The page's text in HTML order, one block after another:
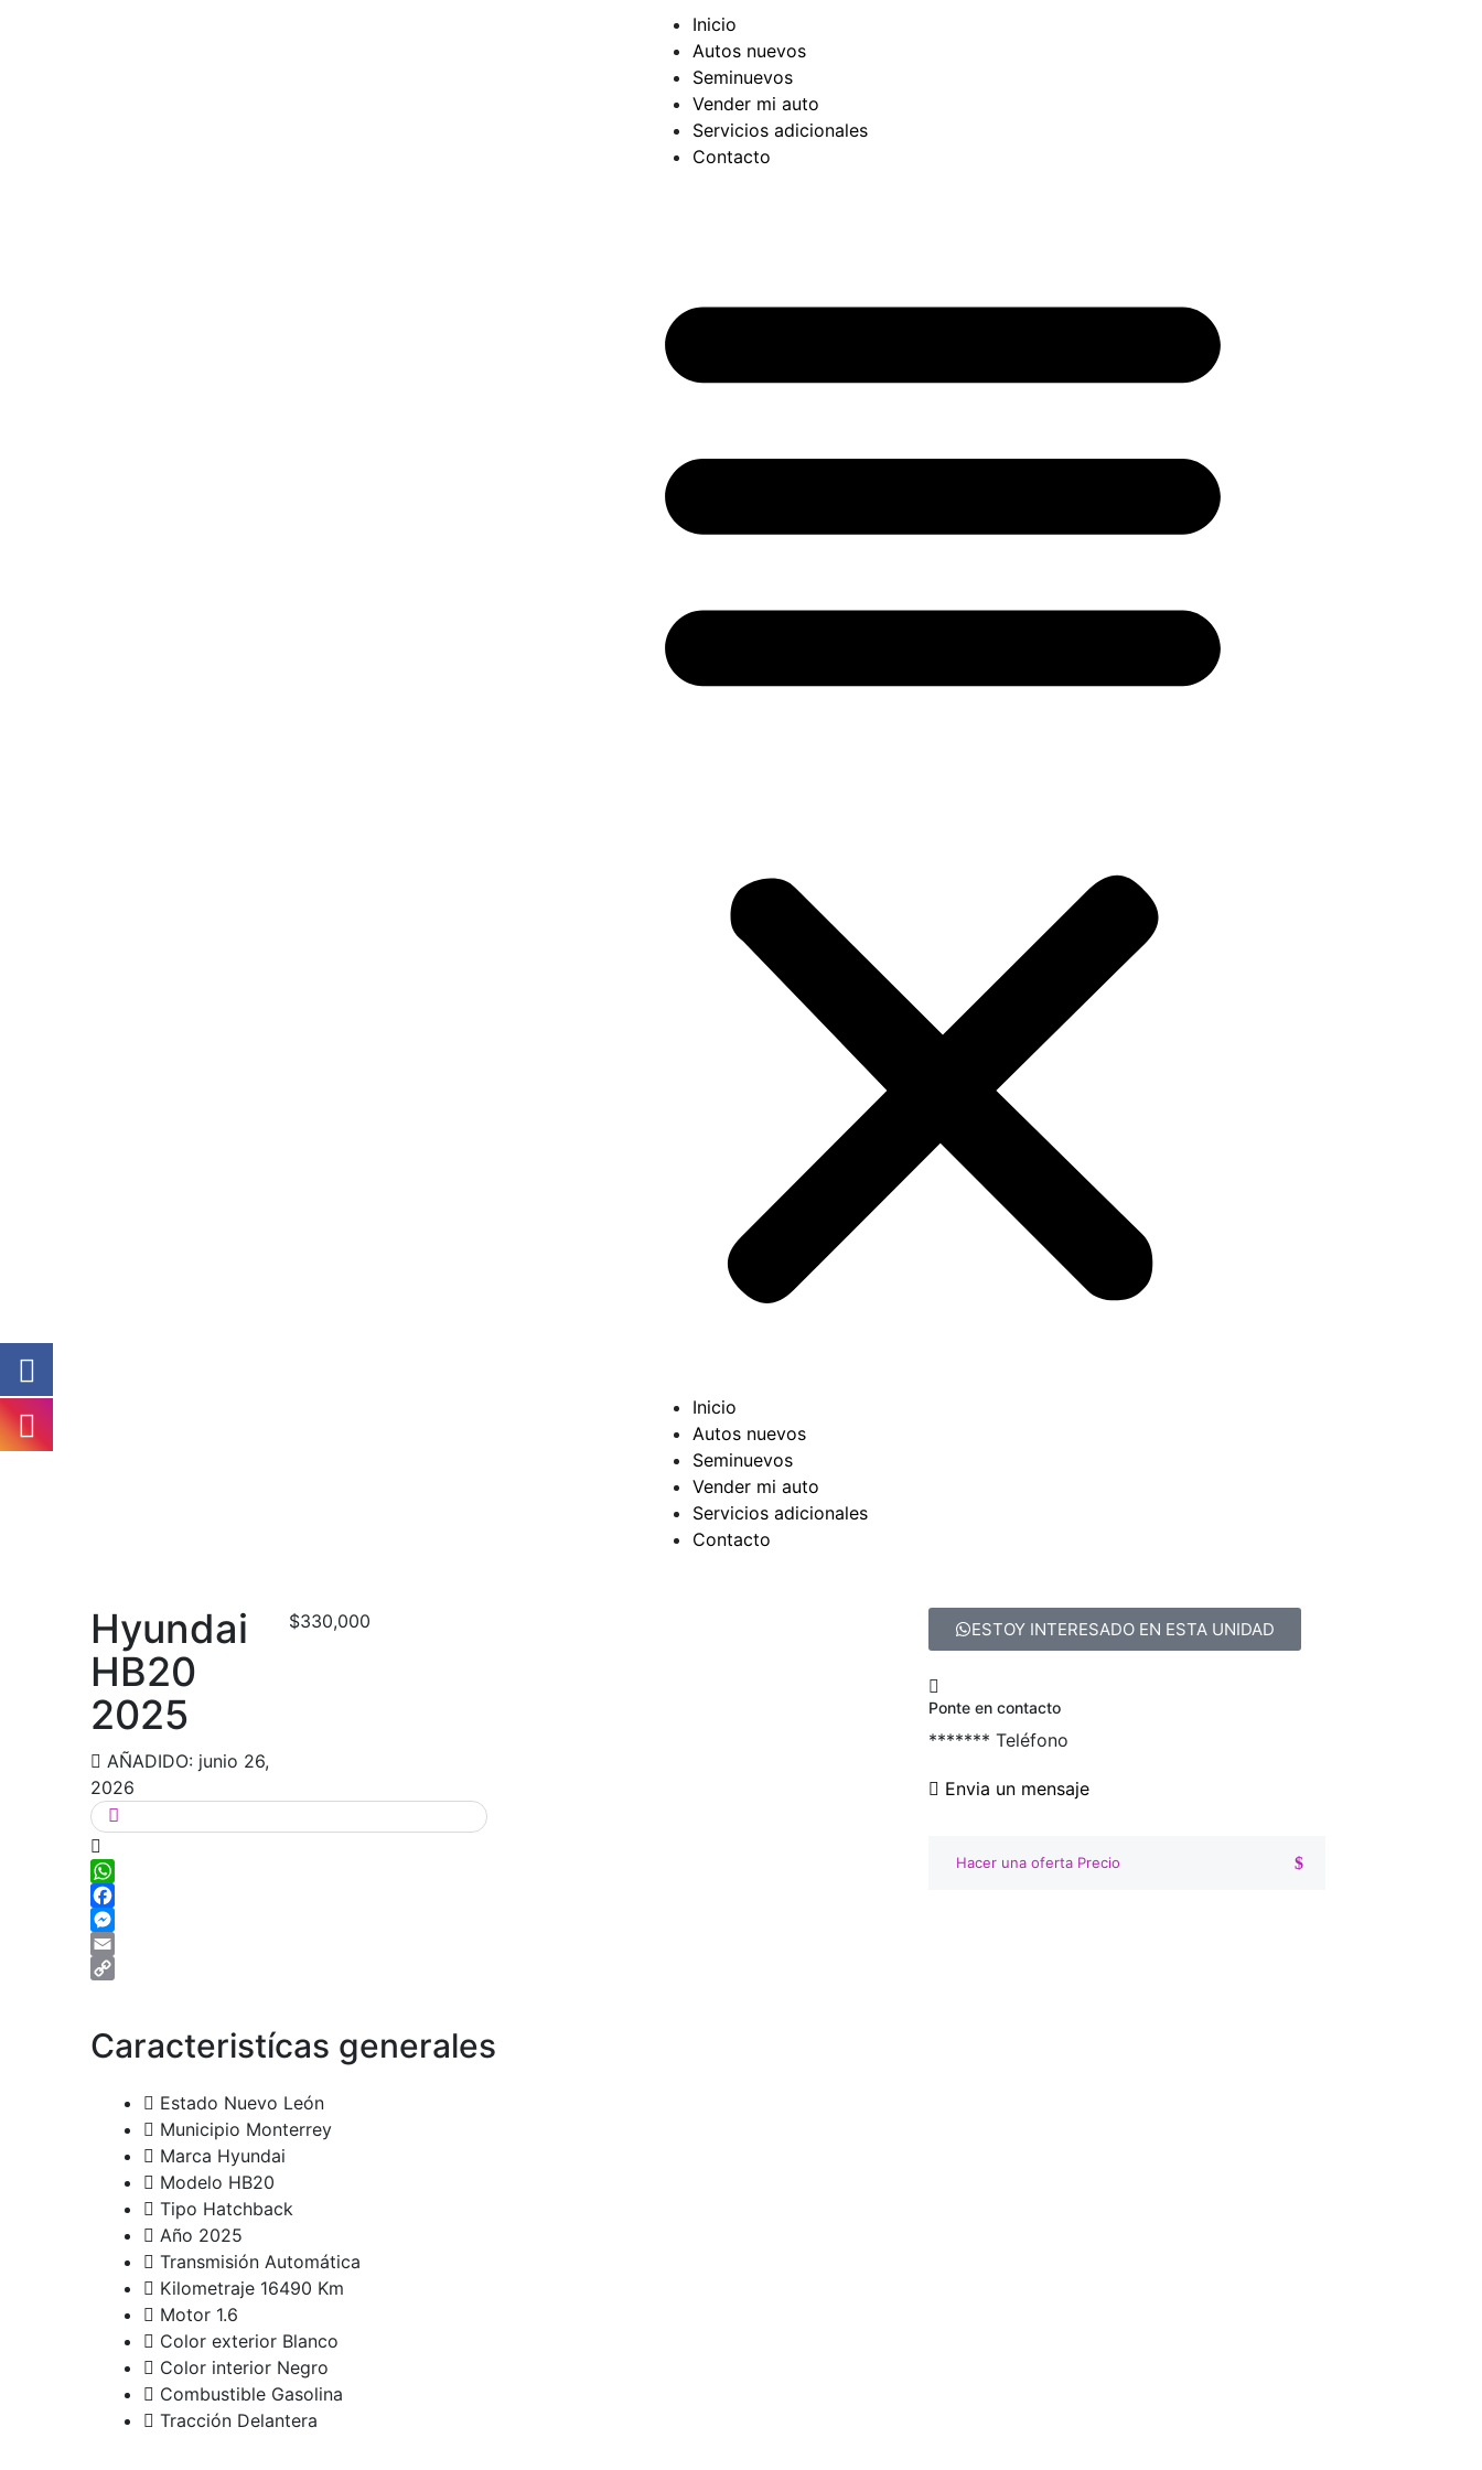
Inicio
Autos nuevos
Seminuevos
Vender mi auto
Servicios adicionales
Contacto
Inicio
Autos nuevos
Seminuevos
Vender mi auto
Servicios adicionales
Contacto
Hyundai
HB20
2025
AÑADIDO: junio 26,
2026
$330,000
WhatsApp
Facebook
Messenger
Email
ESTOY INTERESADO EN ESTA UNIDAD
Ponte en contacto
******* Teléfono
Envia un mensaje
Hacer una oferta Precio
Caracteristícas generales
Estado Nuevo León
Municipio Monterrey
Marca Hyundai
Modelo HB20
Tipo Hatchback
Año 2025
Transmisión Automática
Kilometraje 16490 Km
Motor 1.6
Color exterior Blanco
Color interior Negro
Combustible Gasolina
Tracción Delantera